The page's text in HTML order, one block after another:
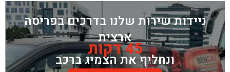
ניידות שירות שלנו בדרכים בפריסה
ארצית
45 דקות
ונחליף את הצמיג ברכב